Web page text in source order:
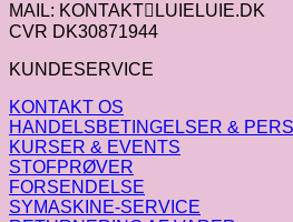
MAIL: KONTAKTLUIELUIE.DK
CVR DK30871944
KUNDESERVICE
KONTAKT OS
HANDELSBETINGELSER &
KURSER & EVENTS
STOFPRØVER
FORSENDELSE
SYMASKINE-SERVICE